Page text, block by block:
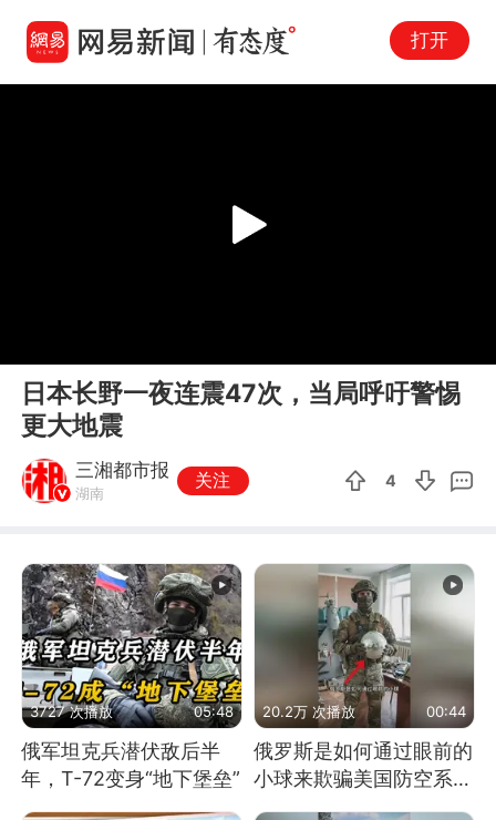
打开
Play
日本长野一夜连震47次，当局呼吁警惕
更大地震
三湘都市报
湖南
关注 4
3727 次播放 05:48
俄军坦克兵潜伏敌后半
年，T-72变身“地下堡垒”
20.2万 次播放 00:44
俄罗斯是如何通过眼前的
小球来欺骗美国防空系统
的